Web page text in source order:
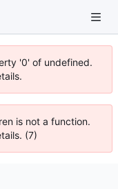
'0' of undefined.
is not a function.
(7)